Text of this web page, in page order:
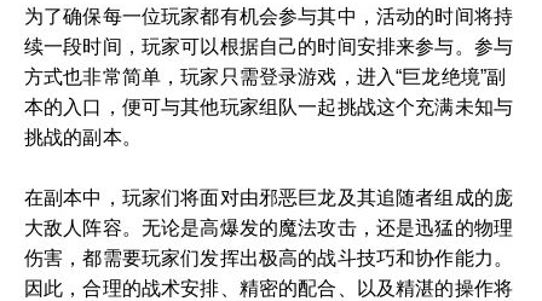
为了确保每一位玩家都有机会参与其中，活动的时间将持
续一段时间，玩家可以根据自己的时间安排来参与。参与
方式也非常简单，玩家只需登录游戏，进入“巨龙绝境”副
本的入口，便可与其他玩家组队一起挑战这个充满未知与
挑战的副本。
在副本中，玩家们将面对由邪恶巨龙及其追随者组成的庞
大敌人阵容。无论是高爆发的魔法攻击，还是迅猛的物理
伤害，都需要玩家们发挥出极高的战斗技巧和协作能力。
因此，合理的战术安排、精密的配合、以及精湛的操作将